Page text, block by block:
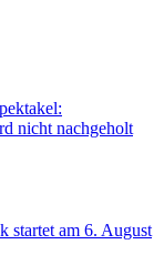
nicht nachgeholt
startet am 6. August